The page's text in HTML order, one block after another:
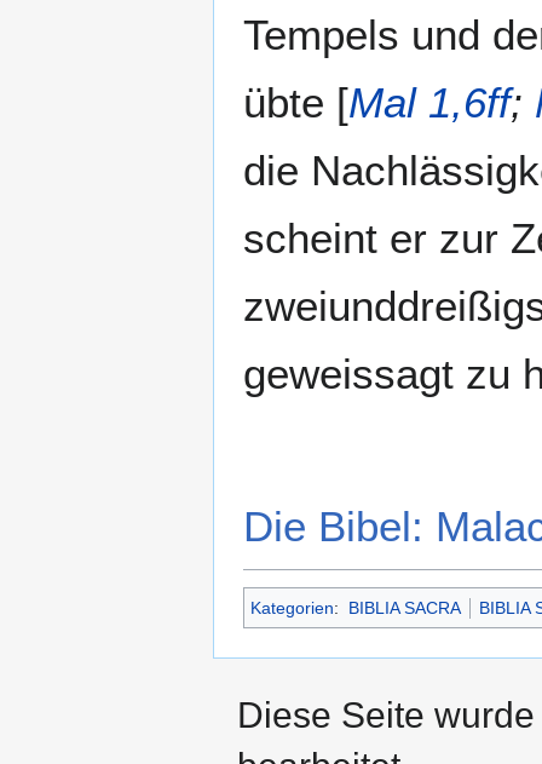
Tempels und
übte [Mal 1,6ff;
die
scheint er zur
geweissagt zu
Die Bibel:
Kategorien: BIBLIA SACRA BIBLIA
Diese Seite